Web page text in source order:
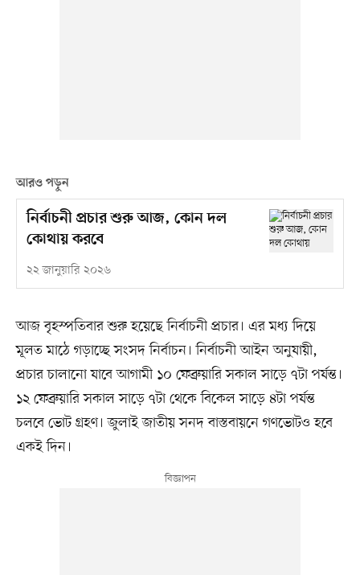
আরও পড়ুন
নির্বাচনী প্রচার শুরু আজ, কোন দল
কোথায় করবে
২২ জানুয়ারি ২০২৬
আজ বৃহস্পতিবার শুরু হয়েছে নির্বাচনী প্রচার। এর মধ্য দিয়ে
মূলত মাঠে গড়াচ্ছে সংসদ নির্বাচন। নির্বাচনী আইন অনুযায়ী,
প্রচার চালানো যাবে আগামী ১০ ফেব্রুয়ারি সকাল সাড়ে ৭টা পর্যন্ত।
১২ ফেব্রুয়ারি সকাল সাড়ে ৭টা থেকে বিকেল সাড়ে ৪টা পর্যন্ত
চলবে ভোট গ্রহণ। জুলাই জাতীয় সনদ বাস্তবায়নে গণভোটও হবে
একই দিন।